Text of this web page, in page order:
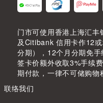
门市可使用香港上海汇
及Citibank 信用卡作12
分期），12个月分期免
签卡价额外收取3%手续
期付款，一律不可储购物
联络我们